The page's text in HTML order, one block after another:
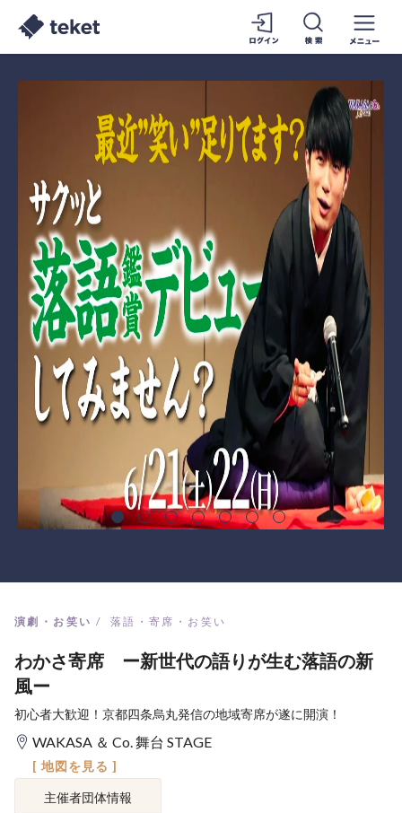
演劇・お笑い 落語・寄席・お笑い
わかさ寄席 ー新世代の語りが生む落語の新
風ー
初心者大歓迎！京都四条烏丸発信の地域寄席が遂に開演！
WAKASA ＆ Co. 舞台 STAGE
[ 地図を見る ]
主催者団体情報